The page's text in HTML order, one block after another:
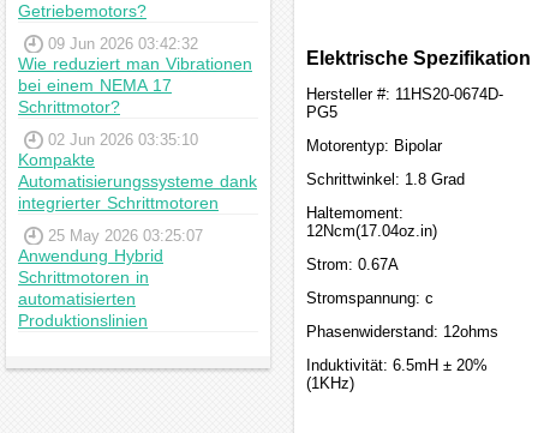
Getriebemotors?
09 Jun 2026 03:42:32
Wie reduziert man Vibrationen
bei einem NEMA 17
Schrittmotor?
02 Jun 2026 03:35:10
Kompakte
Automatisierungssysteme dank
integrierter Schrittmotoren
25 May 2026 03:25:07
Anwendung Hybrid
Schrittmotoren in
automatisierten
Produktionslinien
Elektrische Spezifikation
Hersteller #: 11HS20-0674D-
PG5
Motorentyp: Bipolar
Schrittwinkel: 1.8 Grad
Haltemoment:
12Ncm(17.04oz.in)
Strom: 0.67A
Stromspannung: c
Phasenwiderstand: 12ohms
Induktivität: 6.5mH ± 20%
(1KHz)